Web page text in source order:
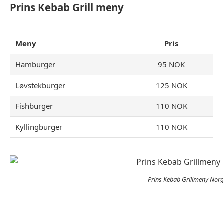
Prins Kebab Grill meny
Meny Pris
Hamburger 95 NOK
Løvstekburger 125 NOK
Fishburger 110 NOK
Kyllingburger 110 NOK
Prins Kebab Grillmeny